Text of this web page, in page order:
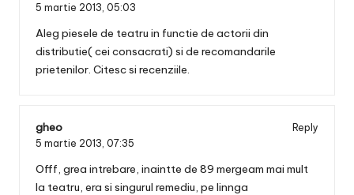
5 martie 2013, 05:03
Aleg piesele de teatru in functie de actorii din
distributie( cei consacrati) si de recomandarile
prietenilor. Citesc si recenziile.
gheo
Reply
5 martie 2013, 07:35
Offf, grea intrebare, inaintte de 89 mergeam mai mult
la teatru, era si singurul remediu, pe linnga